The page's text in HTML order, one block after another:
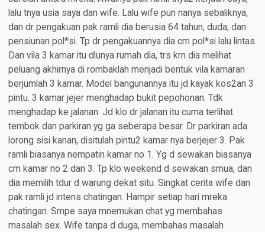
lalu tnya usia saya dan wife. Lalu wife pun nanya sebaliknya,
dan dr pengakuan pak ramli dia berusia 64 tahun, duda, dan
pensiunan pol*si. Tp dr pengakuannya dia cm pol*si lalu lintas.
Dan vila 3 kamar itu dlunya rumah dia, trs krn dia melihat
peluang akhirnya di rombaklah menjadi bentuk vila kamaran
berjumlah 3 kamar. Model bangunannya itu jd kayak kos2an 3
pintu. 3 kamar jejer menghadap bukit pepohonan. Tdk
menghadap ke jalanan. Jd klo dr jalanan itu cuma terlihat
tembok dan parkiran yg ga seberapa besar. Dr parkiran ada
lorong sisi kanan, disitulah pintu2 kamar nya berjejer 3. Pak
ramli biasanya nempatin kamar no 1. Yg d sewakan biasanya
cm kamar no 2 dan 3. Tp klo weekend d sewakan smua, dan
dia memilih tdur d warung dekat situ. Singkat cerita wife dan
pak ramli jd intens chatingan. Hampir setiap hari mreka
chatingan. Smpe saya mnemukan chat yg membahas
masalah sex. Wife tanpa d duga, membahas masalah